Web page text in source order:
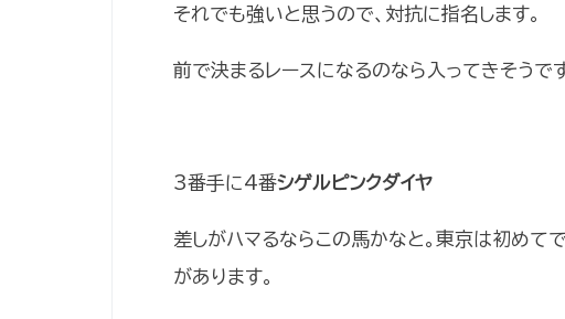
それでも強いと思うので、対抗に指名します。
前で決まるレースになるのなら入ってきそうです
3番手に4番シゲルピンクダイヤ
差しがハマるならこの馬かなと。東京は初めて
があります。